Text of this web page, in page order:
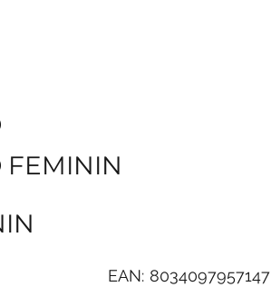
FEMININ
EAN: 8034097957147